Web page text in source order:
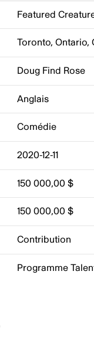
Featured
Toronto, Ontario,
Doug Find Rose
Anglais
Comédie
2020-12-11
150 000,00 $
150 000,00 $
Contribution
Programme